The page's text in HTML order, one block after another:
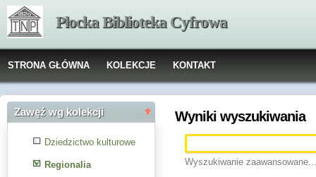
Płocka Biblioteka Cyfrowa
STRONA GŁÓWNA KOLEKCJE KONTAKT
Zawęź wg kolekcji
Dziedzictwo kulturowe
Regionalia
Wyniki wyszukiwania
Wyszukiwanie zaawansowane...